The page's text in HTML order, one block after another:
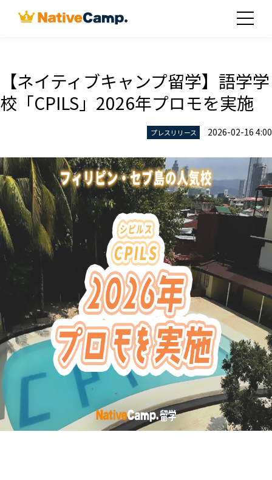
【ネイティブキャンプ留学】語学学
校「CPILS」2026年プロモを実施
プレスリリース 2026-02-16 4:00